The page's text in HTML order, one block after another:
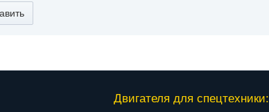
Двигателя для спецтехники: